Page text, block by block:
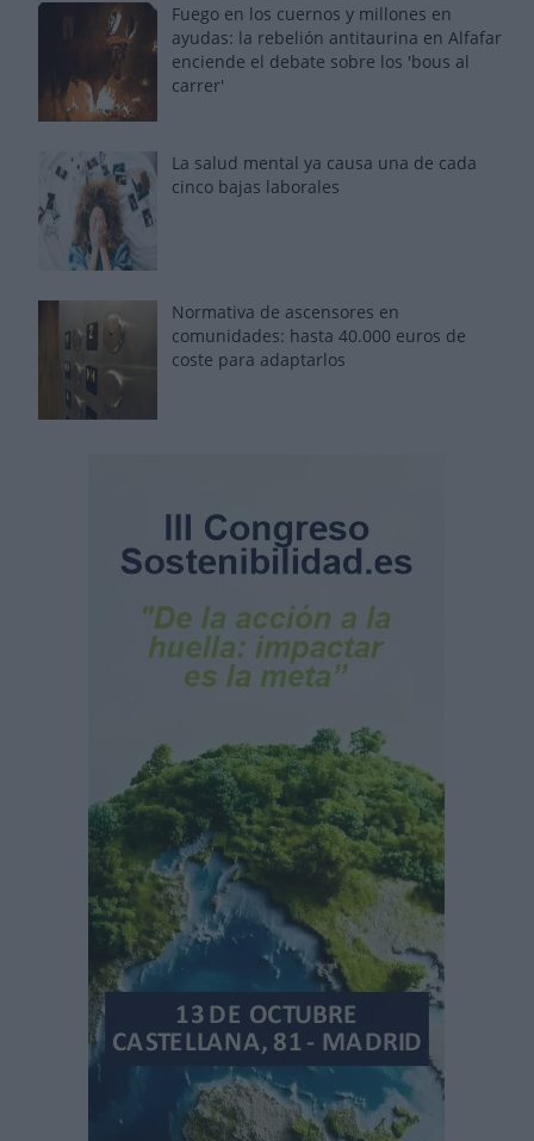
Fuego en los cuernos y millones en
ayudas: la rebelión antitaurina en Alfafar
enciende el debate sobre los 'bous al
carrer'
La salud mental ya causa una de cada
cinco bajas laborales
Normativa de ascensores en
comunidades: hasta 40.000 euros de
coste para adaptarlos